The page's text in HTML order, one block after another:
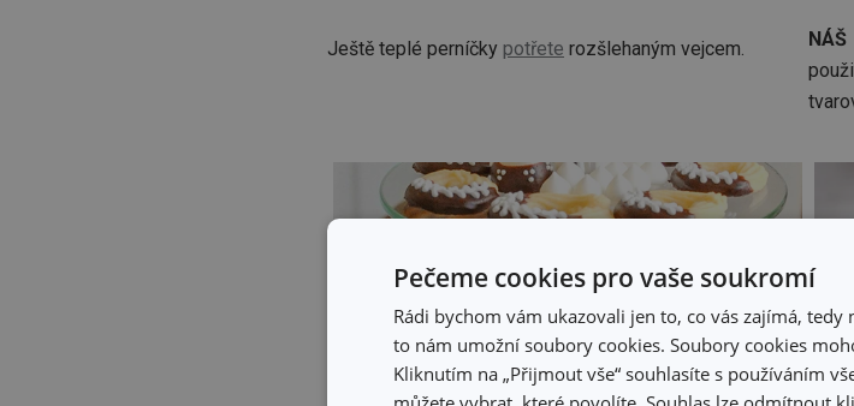
Ještě teplé perníčky potřete rozšlehaným vejcem.
Pečeme cookies pro vaše soukromí
Rádi bychom vám ukazovali jen to, co vás zajímá,
to nám umožní soubory cookies. Soubory cookies
Kliknutím na „Přijmout vše“ souhlasíte s používáním